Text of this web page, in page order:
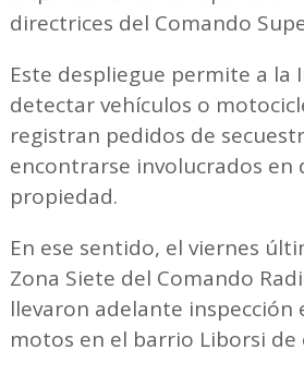
directrices del Comando
Este despliegue permite a la
detectar vehículos o
registran pedidos de
encontrarse involucrados en
propiedad.
En ese sentido, el viernes
Zona Siete del Comando
llevaron adelante inspección
motos en el barrio Liborsi de